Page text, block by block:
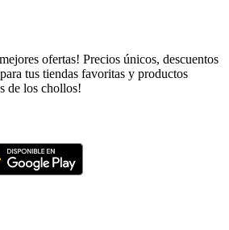
ofertas! Precios únicos, descuentos
tus tiendas favoritas y productos
de los chollos!